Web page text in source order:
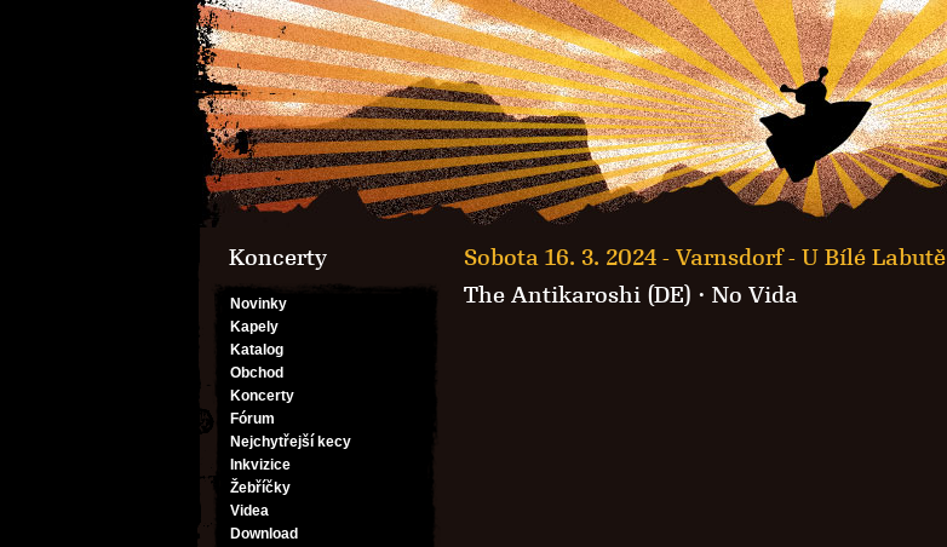
Koncerty
Novinky
Kapely
Katalog
Obchod
Koncerty
Fórum
Nejchytřejší kecy
Inkvizice
Žebříčky
Videa
Download
Sobota 16. 3. 2024 - Varnsdorf - U Bílé Labutě
The Antikaroshi (DE) · No Vida